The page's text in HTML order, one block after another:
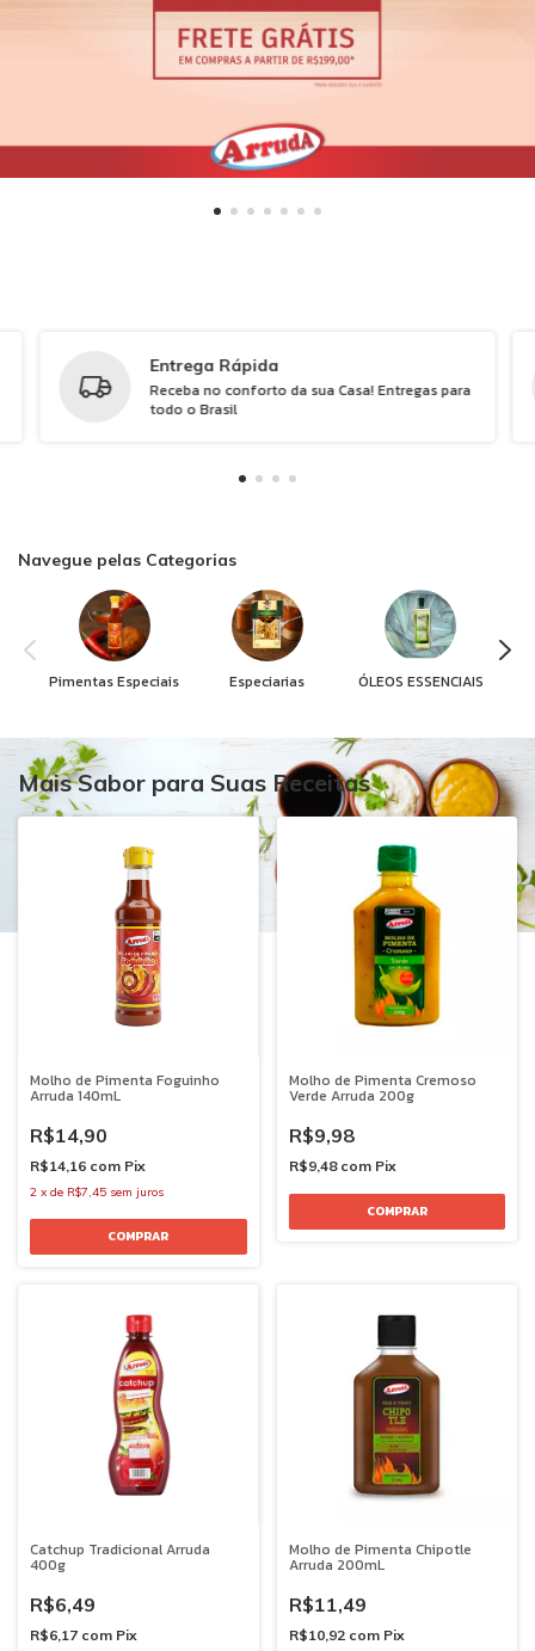
Entrega Rápida
Receba no conforto da sua Casa! Entregas para
todo o Brasil
Navegue pelas Categorias
Pimentas Especiais Especiarias ÓLEOS ESSENCIAIS
Mais Sabor para Suas Receitas
Molho de Pimenta Foguinho
Arruda 140mL
R$14,90
R$14,16 com Pix
2 x de R$7,45 sem juros
Molho de Pimenta Cremoso
Verde Arruda 200g
R$9,98
R$9,48 com Pix
Catchup Tradicional Arruda
400g
R$6,49
R$6,17 com Pix
Molho de Pimenta Chipotle
Arruda 200mL
R$11,49
R$10,92 com Pix